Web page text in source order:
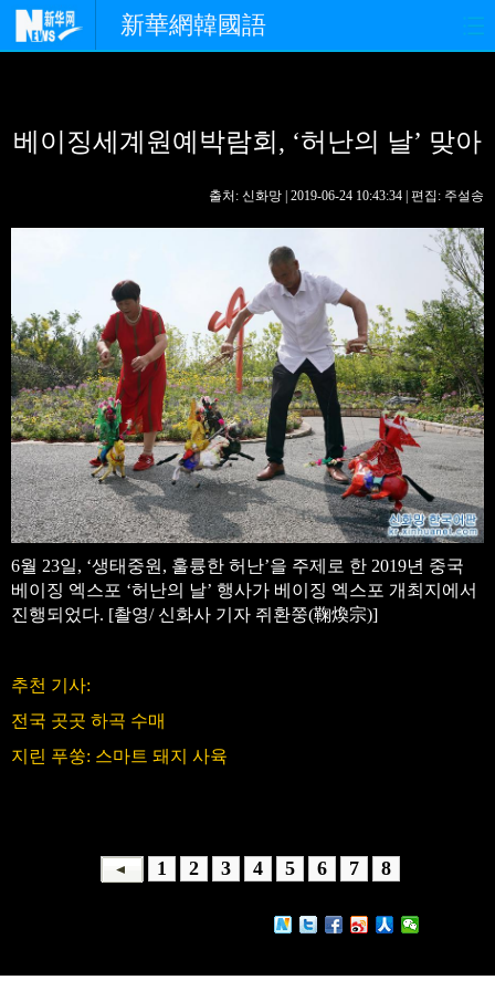
新華網韓國語
경제 사회 포토
핫 TV 문화
오피니언
생생 중국어
베이징세계원예박람회, ‘허난의 날’ 맞아
출처: 신화망 | 2019-06-24 10:43:34 | 편집: 주설송
6월 23일, ‘생태중원, 훌륭한 허난’을 주제로 한 2019년 중국
베이징 엑스포 ‘허난의 날’ 행사가 베이징 엑스포 개최지에서
진행되었다. [촬영/ 신화사 기자 쥐환쭝(鞠煥宗)]
추천 기사:
전국 곳곳 하곡 수매
지린 푸쑹: 스마트 돼지 사육
1 2 3 4 5 6 7 8